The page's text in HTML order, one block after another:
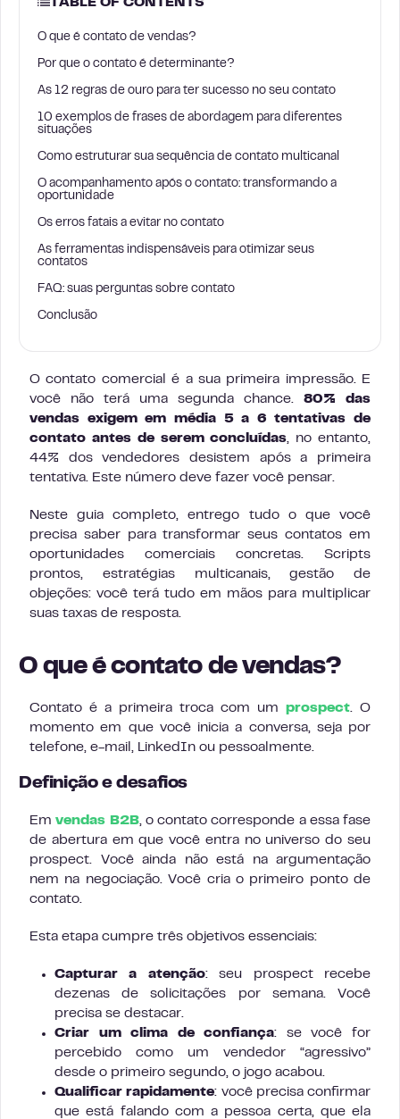
TABLE OF CONTENTS
O que é contato de vendas?
Por que o contato é determinante?
As 12 regras de ouro para ter sucesso no seu contato
10 exemplos de frases de abordagem para diferentes
situações
Como estruturar sua sequência de contato multicanal
O acompanhamento após o contato: transformando a
oportunidade
Os erros fatais a evitar no contato
As ferramentas indispensáveis para otimizar seus
contatos
FAQ: suas perguntas sobre contato
Conclusão
O contato comercial é a sua primeira impressão. E
você não terá uma segunda chance. 80% das
vendas exigem em média 5 a 6 tentativas de
contato antes de serem concluídas, no entanto,
44% dos vendedores desistem após a primeira
tentativa. Este número deve fazer você pensar.
Neste guia completo, entrego tudo o que você
precisa saber para transformar seus contatos em
oportunidades comerciais concretas. Scripts
prontos, estratégias multicanais, gestão de
objeções: você terá tudo em mãos para multiplicar
suas taxas de resposta.
O que é contato de vendas?
Contato é a primeira troca com um prospect. O
momento em que você inicia a conversa, seja por
telefone, e-mail, LinkedIn ou pessoalmente.
Definição e desafios
Emvendas B2B, o contato corresponde a essa fase
de abertura em que você entra no universo do seu
prospect. Você ainda não está na argumentação
nem na negociação. Você cria o primeiro ponto de
contato.
Esta etapa cumpre três objetivos essenciais:
Capturar a atenção: seu prospect recebe
dezenas de solicitações por semana. Você
precisa se destacar.
Criar um clima de confiança: se você for
percebido como um vendedor “agressivo”
desde o primeiro segundo, o jogo acabou.
Qualificar rapidamente: você precisa confirmar
que está falando com a pessoa certa, que ela